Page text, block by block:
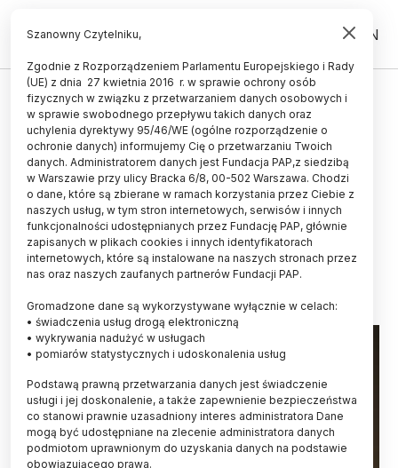
PL EN
KOSMOS
Z Przylądka Canaveral
wystartowała rakieta z kapsułą
Dragon, na pokładzie której jest
Polak Sławosz Uznański-
Wiśniewski
25.06.2025
aktualizacja: 25.06.2025
3 minuty czytania
Szanowny Czytelniku,
Zgodnie z Rozporządzeniem Parlamentu Europejskiego i Rady
(UE) z dnia 27 kwietnia 2016 r. w sprawie ochrony osób
fizycznych w związku z przetwarzaniem danych osobowych i
w sprawie swobodnego przepływu takich danych oraz
uchylenia dyrektywy 95/46/WE (ogólne rozporządzenie o
ochronie danych) informujemy Cię o przetwarzaniu Twoich
danych. Administratorem danych jest Fundacja PAP,z siedzibą
w Warszawie przy ulicy Bracka 6/8, 00-502 Warszawa. Chodzi
o dane, które są zbierane w ramach korzystania przez Ciebie z
naszych usług, w tym stron internetowych, serwisów i innych
funkcjonalności udostępnianych przez Fundację PAP, głównie
zapisanych w plikach cookies i innych identyfikatorach
internetowych, które są instalowane na naszych stronach przez
nas oraz naszych zaufanych partnerów Fundacji PAP.
Gromadzone dane są wykorzystywane wyłącznie w celach:
• świadczenia usług drogą elektroniczną
• wykrywania nadużyć w usługach
• pomiarów statystycznych i udoskonalenia usług
Podstawą prawną przetwarzania danych jest świadczenie
usługi i jej doskonalenie, a także zapewnienie bezpieczeństwa
co stanowi prawnie uzasadniony interes administratora Dane
mogą być udostępniane na zlecenie administratora danych
podmiotom uprawnionym do uzyskania danych na podstawie
obowiązującego prawa.